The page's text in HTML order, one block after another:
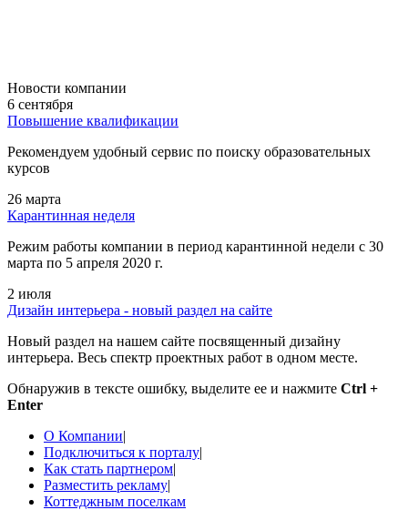
Новости компании
6 сентября
Повышение квалификации
Рекомендуем удобный сервис по поиску образовательных
курсов
26 марта
Карантинная неделя
Режим работы компании в период карантинной недели c 30
марта по 5 апреля 2020 г.
2 июля
Дизайн интерьера - новый раздел на сайте
Новый раздел на нашем сайте посвященный дизайну
интерьера. Весь спектр проектных работ в одном месте.
Обнаружив в тексте ошибку, выделите ее и нажмите Ctrl +
Enter
О Компании|
Подключиться к порталу|
Как стать партнером|
Разместить рекламу|
Коттеджным поселкам